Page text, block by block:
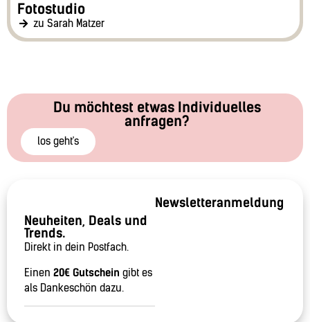
Fotostudio
zu Sarah Matzer
Du möchtest etwas Individuelles
anfragen?
los geht's
Neuheiten, Deals und
Trends.
Direkt in dein Postfach.
Einen 20€ Gutschein gibt es
als Dankeschön dazu.
Newsletteranmeldung